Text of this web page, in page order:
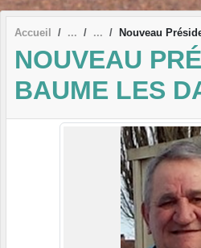
Accueil Nouveau
NOUVEAU
BAUME LES